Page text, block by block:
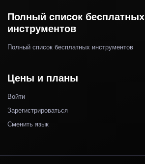
Полный список бесплатных
инструментов
Полный список бесплатных инструментов
Цены и планы
Войти
Зарегистрироваться
Сменить язык